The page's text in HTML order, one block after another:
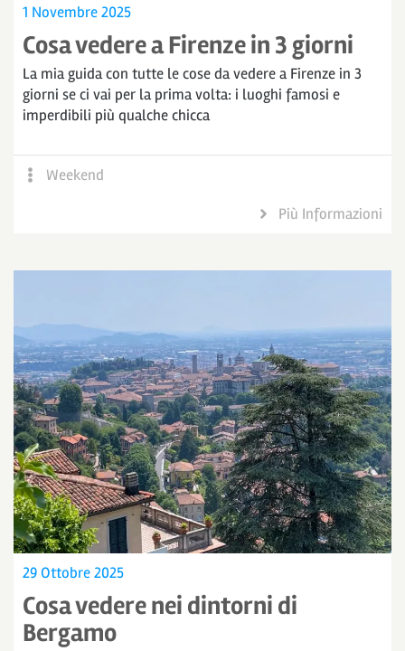
1 Novembre 2025
Cosa vedere a Firenze in 3 giorni
La mia guida con tutte le cose da vedere a Firenze in 3
giorni se ci vai per la prima volta: i luoghi famosi e
imperdibili più qualche chicca
Weekend
Più Informazioni
29 Ottobre 2025
Cosa vedere nei dintorni di
Bergamo